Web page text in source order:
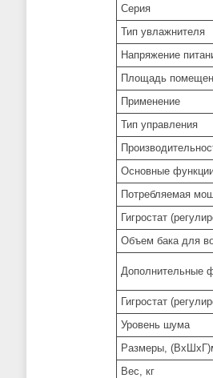
Серия
Тип увлажнителя
Напряжение
Площадь
Применение
Тип управления
Основные
Потребляемая
Гигростат
Объем бака для
Дополнительные
Гигростат
Уровень шума
Размеры,
Вес, кг